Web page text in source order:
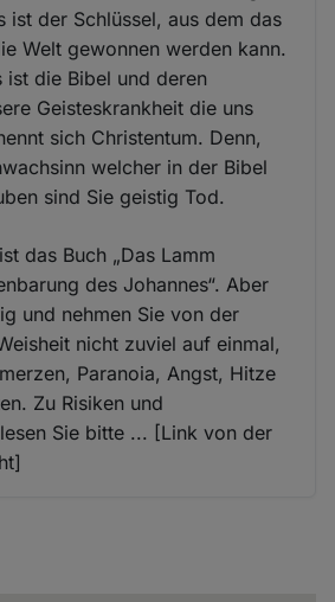
ist der Schlüssel, aus dem das
Welt gewonnen werden kann.
ist die Bibel und deren
Geisteskrankheit die uns
sich Christentum. Denn,
welcher in der Bibel
sind Sie geistig Tod.
das Buch „Das Lamm
des Johannes“. Aber
und nehmen Sie von der
nicht zuviel auf einmal,
Paranoia, Angst, Hitze
Zu Risiken und
Sie bitte ... [Link von der